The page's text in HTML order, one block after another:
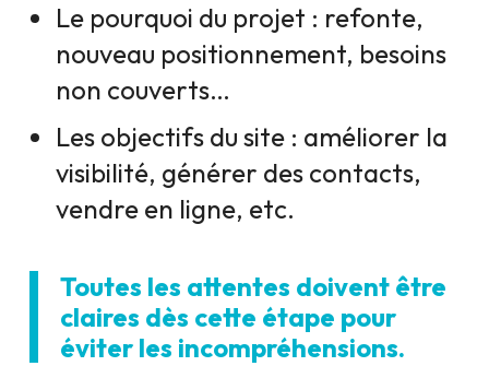
Le pourquoi du projet : refonte,
nouveau positionnement, besoins
non couverts…
Les objectifs du site : améliorer la
visibilité, générer des contacts,
vendre en ligne, etc.
Toutes les attentes doivent être
claires dès cette étape pour
éviter les incompréhensions.